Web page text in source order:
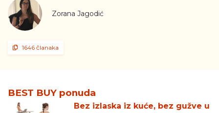
Zorana Jagodić
1646 članaka
BEST BUY ponuda
Bez izlaska iz kuće, bez gužve u